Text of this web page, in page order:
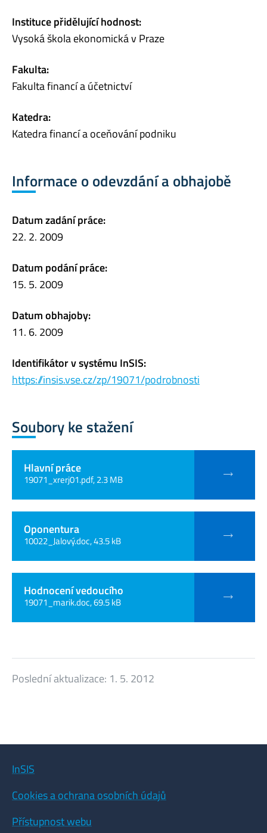
Instituce přidělující hodnost:
Vysoká škola ekonomická v Praze
Fakulta:
Fakulta financí a účetnictví
Katedra:
Katedra financí a oceňování podniku
Informace o odevzdání a obhajobě
Datum zadání práce:
22. 2. 2009
Datum podání práce:
15. 5. 2009
Datum obhajoby:
11. 6. 2009
Identifikátor v systému InSIS:
https://insis.vse.cz/zp/19071/podrobnosti
Soubory ke stažení
Hlavní práce
19071_xrerj01.pdf, 2.3 MB
Oponentura
10022_Jalový.doc, 43.5 kB
Hodnocení vedoucího
19071_marik.doc, 69.5 kB
Poslední aktualizace: 1. 5. 2012
InSIS
Cookies a ochrana osobních údajů
Přístupnost webu